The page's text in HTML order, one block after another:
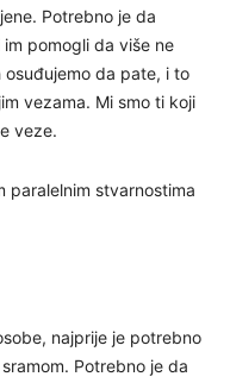
Potrebno je da
pomogli da više ne
osuđujemo da pate, i to
vezama. Mi smo ti koji
veze.
paralelnim stvarnostima
najprije je potrebno
Potrebno je da